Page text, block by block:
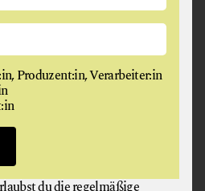
Produzent:in, Verarbeiter:in
du die regelmäßige